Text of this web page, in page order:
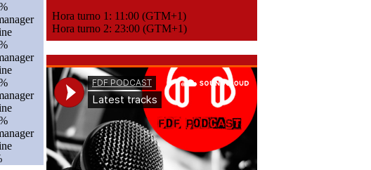
Hora turno 1: 11:00 (GTM+1)
Hora turno 2: 23:00 (GTM+1)